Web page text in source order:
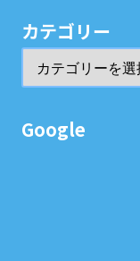
カテゴリー
Google